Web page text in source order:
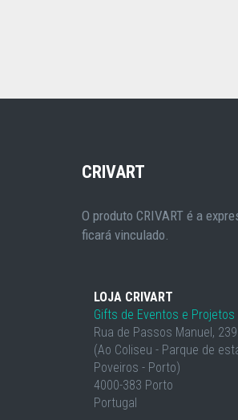
CRIVART
O produto CRIVART é a
ficará vinculado.
LOJA CRIVART
Gifts de Eventos e
Rua de Passos Manuel, 239
(Ao Coliseu - Parque de
Poveiros - Porto)
4000-383 Porto
Portugal